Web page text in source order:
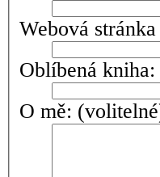
Webová stránka
Oblíbená kniha:
O mě: